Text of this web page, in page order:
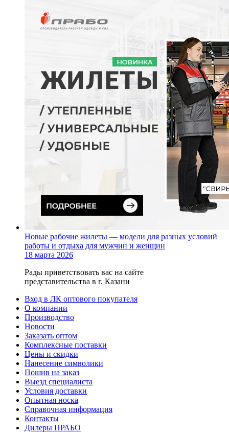
Новые рабочие жилеты — модели для разных условий
работы и отдыха для мужчин и женщин
18 марта 2026
Рады приветствовать вас на сайте
представительства в г. Казани
Вход в ЛК оптового покупателя
О компании
Производство
Новости
Заказать оптом
Комплексные поставки
Цены и скидки
Нанесение символики
Пошив на заказ
Выезд специалиста
Условия доставки
Опытная носка
Справочная информация
Контакты
Дилеры ПРАБО